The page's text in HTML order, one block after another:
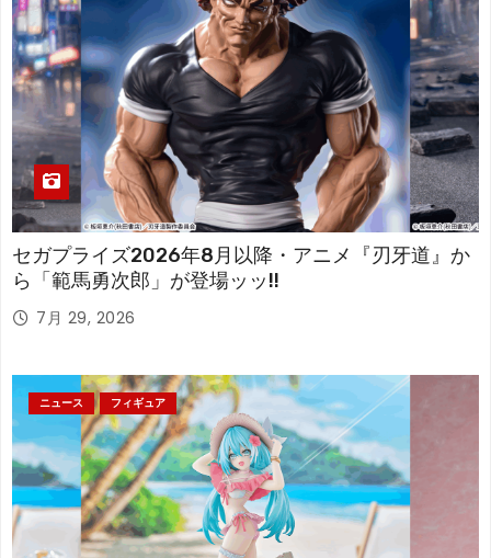
セガプライズ2026年8月以降・アニメ『刃牙道』か
ら「範馬勇次郎」が登場ッッ!!
7月 29, 2026
ニュース フィギュア